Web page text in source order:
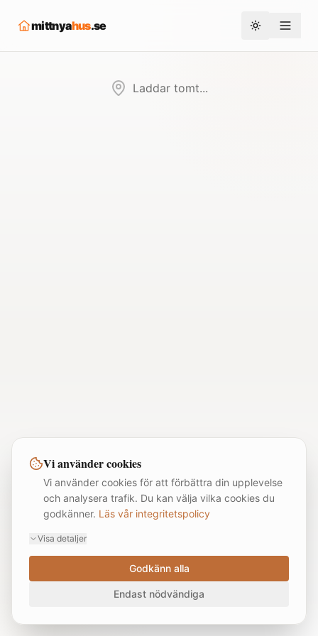
mittnyahus.se Toggle theme
Laddar tomt...
Vi använder cookies
Vi använder cookies för att förbättra din upplevelse
och analysera trafik. Du kan välja vilka cookies du
godkänner. Läs vår integritetspolicy
Visa detaljer
Godkänn alla
Endast nödvändiga